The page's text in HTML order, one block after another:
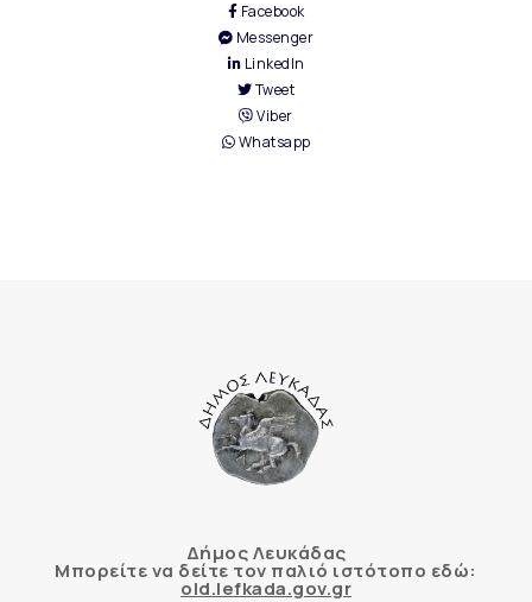
Facebook
Messenger
LinkedIn
Tweet
Viber
Whatsapp
Δήμος Λευκάδας
Μπορείτε να δείτε τον παλιό ιστότοπο εδώ:
old.lefkada.gov.gr